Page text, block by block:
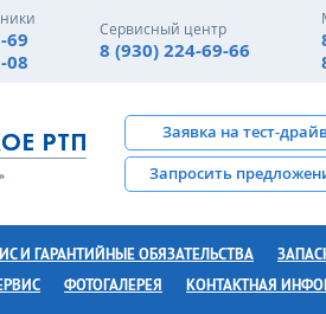
69
08
Сервисный центр
8 (930) 224-69-66
Заявка на тест-
Запросить
И ГАРАНТИЙНЫЕ ОБЯЗАТЕЛЬСТВА
ФОТОГАЛЕРЕЯ КОНТАКТНАЯ